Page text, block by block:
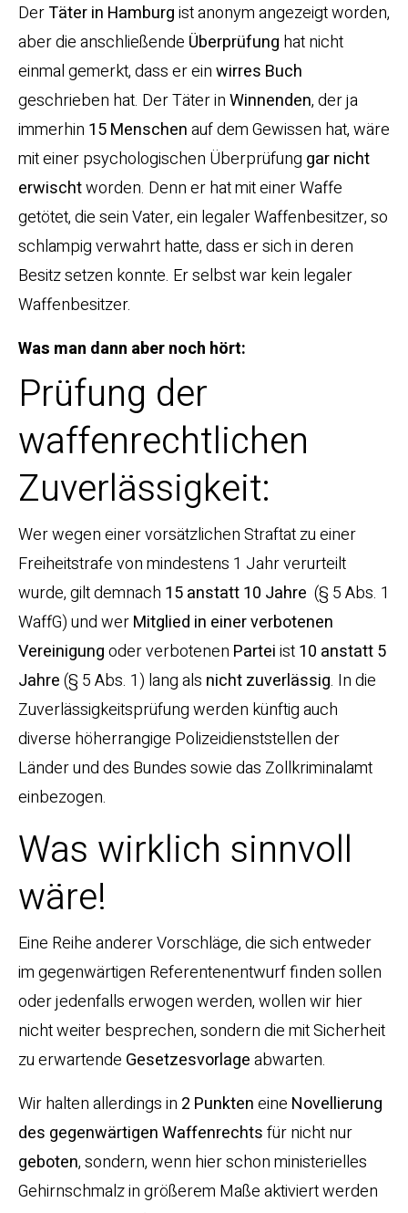
DerTäter in Hamburgist anonym angezeigt worden,
aber die anschließende Überprüfung hat nicht
einmal gemerkt, dass er einwirres Buch
geschrieben hat. Der Täter inWinnenden, der ja
immerhin 15 Menschenauf dem Gewissen hat, wäre
mit einer psychologischen Überprüfung gar nicht
erwischtworden. Denn er hat mit einer Waffe
getötet, die sein Vater, ein legaler Waffenbesitzer, so
schlampig verwahrt hatte, dass er sich in deren
Besitz setzen konnte. Er selbst war kein legaler
Waffenbesitzer.
Was man dann aber noch hört:
Prüfung der
waffenrechtlichen
Zuverlässigkeit:
Wer wegen einer vorsätzlichen Straftat zu einer
Freiheitstrafe von mindestens 1 Jahr verurteilt
wurde, gilt demnach 15 anstatt 10 Jahre (§ 5 Abs. 1
WaffG) und werMitglied in einer verbotenen
Vereinigungoder verbotenen Parteiist10 anstatt 5
Jahre(§ 5 Abs. 1) lang als nicht zuverlässig. In die
Zuverlässigkeitsprüfung werden künftig auch
diverse höherrangige Polizeidienststellen der
Länder und des Bundes sowie das Zollkriminalamt
einbezogen.
Was wirklich sinnvoll
wäre!
Eine Reihe anderer Vorschläge, die sich entweder
im gegenwärtigen Referentenentwurf finden sollen
oder jedenfalls erwogen werden, wollen wir hier
nicht weiter besprechen, sondern die mit Sicherheit
zu erwartende Gesetzesvorlageabwarten.
Wir halten allerdings in 2 Punkteneine Novellierung
des gegenwärtigen Waffenrechtsfür nicht nur
geboten, sondern, wenn hier schon ministerielles
Gehirnschmalz in größerem Maße aktiviert werden